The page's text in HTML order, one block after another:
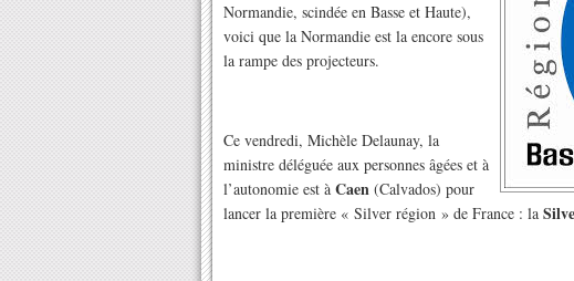
Normandie, scindée en Basse et Haute),
voici que la Normandie est la encore sous
la rampe des projecteurs.
Ce vendredi, Michèle Delaunay, la
ministre déléguée aux personnes âgées et à
l’autonomie est à Caen (Calvados) pour
lancer la première « Silver région » de France : la